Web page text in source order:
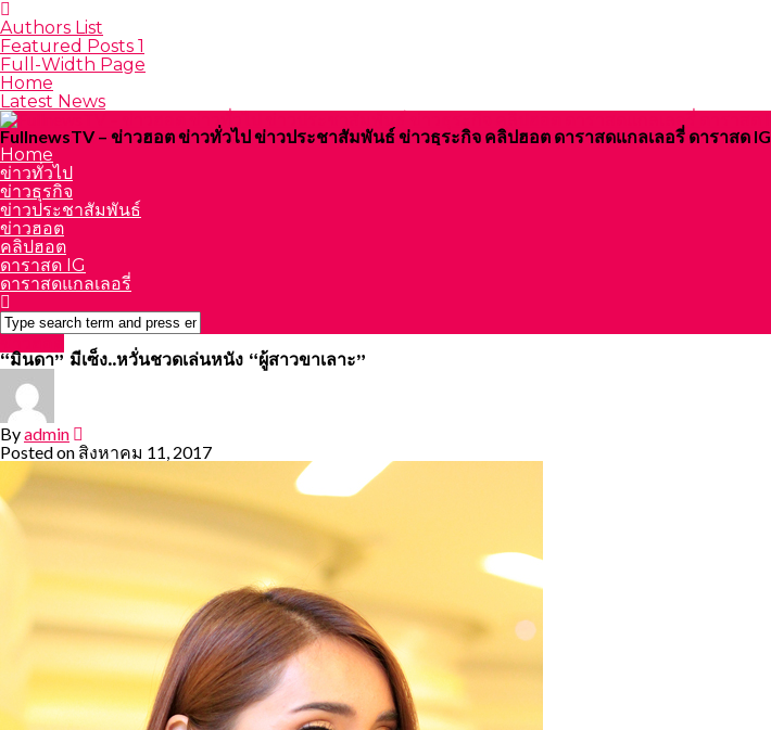
Authors List
Featured Posts 1
Full-Width Page
Home
Latest News
FullnewsTV – ข่าวฮอต ข่าวทั่วไป ข่าวประชาสัมพันธ์ ข่าวธุระกิจ คลิปฮอต ดาราสดแกลเลอรี่ ดาราสด IG
Home
ข่าวทั่วไป
ข่าวธุรกิจ
ข่าวประชาสัมพันธ์
ข่าวฮอต
คลิปฮอต
ดาราสด IG
ดาราสดแกลเลอรี่
“มินดา” มีเซ็ง..หวั่นชวดเล่นหนัง “ผู้สาวขาเลาะ”
Byadmin
Posted on สิงหาคม 11, 2017